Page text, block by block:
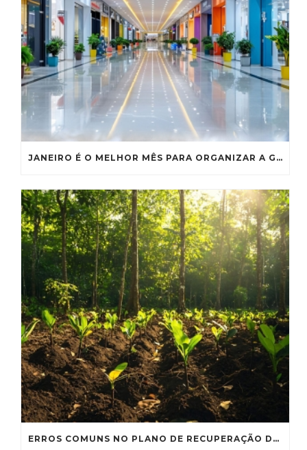
JANEIRO É O MELHOR MÊS PARA ORGANIZAR A GESTÃO DE RESÍDUOS DO SEU SHOPPING
ERROS COMUNS NO PLANO DE RECUPERAÇÃO DE ÁREAS DEGRADADAS E COMO EVITÁ-LOS